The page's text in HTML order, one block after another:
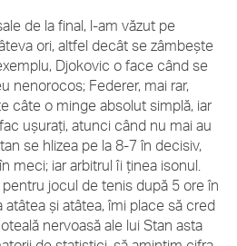
de la final, l-am văzut pe
ori, altfel decât se zâmbește
Djokovic o face când se
nenorocos; Federer, mai rar,
câte o minge absolut simplă, iar
ușurați, atunci când nu mai au
se hlizea pe la 8-7 în decisiv,
meci; iar arbitrul îi ținea isonul.
jocul de tenis după 5 ore în
și atâtea, îmi place să cred
nervoasă ale lui Stan asta